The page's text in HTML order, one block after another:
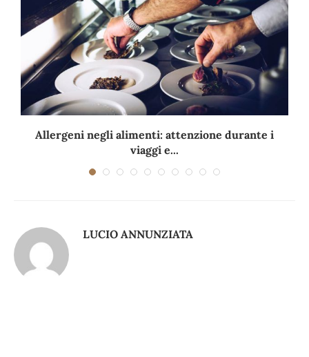
Allergeni negli alimenti: attenzione durante i
viaggi e...
LUCIO ANNUNZIATA